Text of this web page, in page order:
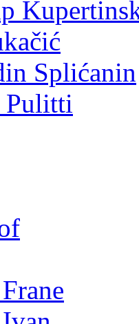
Splićanin
Pulitti